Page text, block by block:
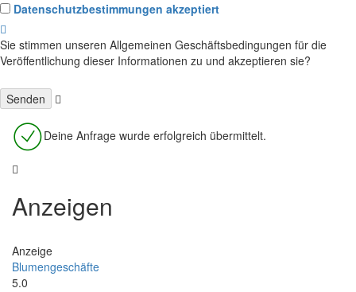
Datenschutzbestimmungen akzeptiert
Sie stimmen unseren Allgemeinen Geschäftsbedingungen für die
Veröffentlichung dieser Informationen zu und akzeptieren sie?
Deine Anfrage wurde erfolgreich übermittelt.
Anzeigen
Anzeige
Blumengeschäfte
5.0